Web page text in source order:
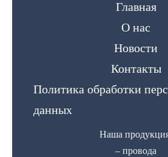
Главная
О нас
Новости
Контакты
Политика обработки
данных
Наша
– провода